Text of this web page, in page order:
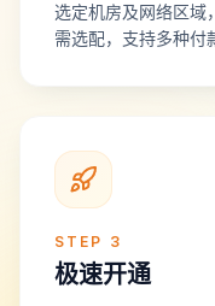
选定机房及网络区
需选配，支持多种付
STEP 3
极速开通